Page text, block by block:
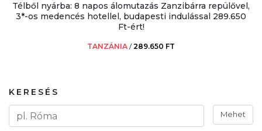
Télből nyárba: 8 napos álomutazás Zanzibárra repülővel,
3*-os medencés hotellel, budapesti indulással 289.650
Ft-ért!
TANZÁNIA /289.650 FT
KERESÉS
Mehet